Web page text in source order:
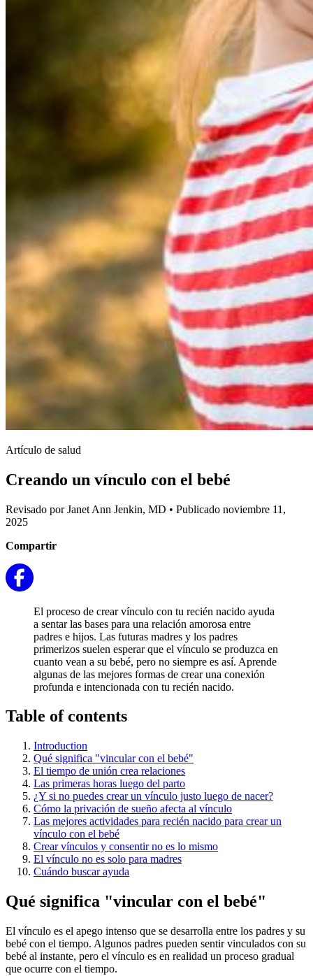
Artículo de salud
Creando un vínculo con el bebé
Revisado por Janet Ann Jenkin, MD • Publicado noviembre 11,
2025
Compartir
El proceso de crear vínculo con tu recién nacido ayuda
a sentar las bases para una relación amorosa entre
padres e hijos. Las futuras madres y los padres
primerizos suelen esperar que el vínculo se produzca en
cuanto vean a su bebé, pero no siempre es así. Aprende
algunas de las mejores formas de crear una conexión
profunda e intencionada con tu recién nacido.
Table of contents
Introduction
Qué significa "vincular con el bebé"
El tiempo de unión crea relaciones
Las primeras horas luego del parto
¿Y si no puedes crear un vínculo justo luego de nacer?
Cómo la privación de sueño afecta al vínculo
Las mejores actividades para recién nacido para crear un
vínculo con el bebé
Crear vínculos y consentir no es lo mismo
El vínculo no es solo para madres
Cuándo buscar ayuda
Qué significa "vincular con el bebé"
El vínculo es el apego intenso que se desarrolla entre los padres y su
bebé con el tiempo. Algunos padres pueden sentir vinculados con su
bebé al instante, pero el vínculo es en realidad un proceso gradual
que ocurre con el tiempo.